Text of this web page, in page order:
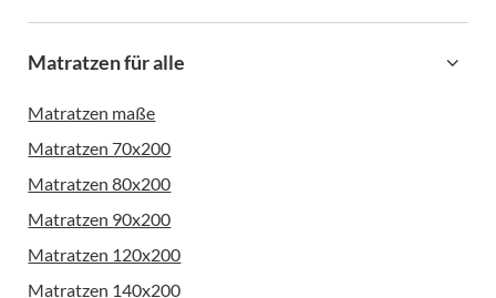
Matratzen für alle
Matratzen maße
Matratzen 70x200
Matratzen 80x200
Matratzen 90x200
Matratzen 120x200
Matratzen 140x200